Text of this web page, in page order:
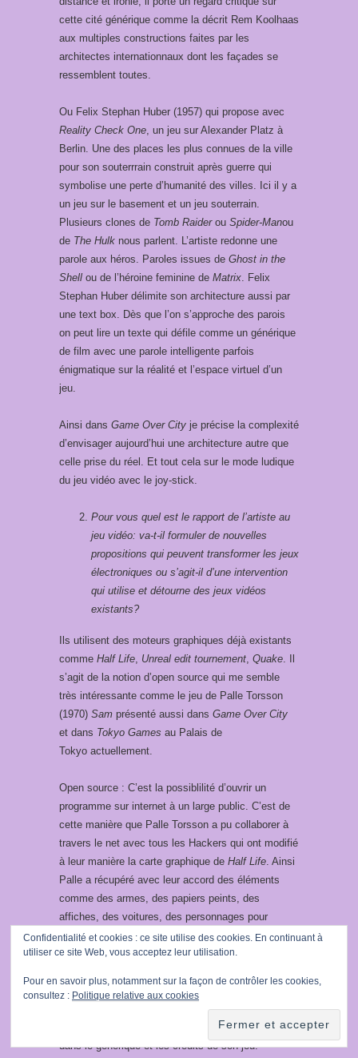
cette cité générique comme la décrit Rem Koolhaas
aux multiples constructions faites par les
architectes internationnaux dont les façades se
ressemblent toutes.
Ou Felix Stephan Huber (1957) qui propose avec
Reality Check One, un jeu sur Alexander Platz à
Berlin. Une des places les plus connues de la ville
pour son souterrrain construit après guerre qui
symbolise une perte d’humanité des villes. Ici il y a
un jeu sur le basement et un jeu souterrain.
Plusieurs clones de Tomb Raiderou Spider-Manou
de The Hulk nous parlent. L’artiste redonne une
parole aux héros. Paroles issues de Ghost in the
Shell ou de l’héroine feminine de Matrix. Felix
Stephan Huber délimite son architecture aussi par
une text box. Dès que l’on s’approche des parois
on peut lire un texte qui défile comme un générique
de film avec une parole intelligente parfois
énigmatique sur la réalité et l’espace virtuel d’un
jeu.
Ainsi dans Game Over City je précise la complexité
d’envisager aujourd’hui une architecture autre que
celle prise du réel. Et tout cela sur le mode ludique
du jeu vidéo avec le joy-stick.
Pour vous quel est le rapport de l’artiste au
jeu vidéo: va-t-il formuler de nouvelles
propositions qui peuvent transformer les jeux
électroniques ou s’agit-il d’une intervention
qui utilise et détourne des jeux vidéos
existants?
Ils utilisent des moteurs graphiques déjà existants
comme Half Life, Unreal edit tournement, Quake. Il
s’agit de la notion d’open source qui me semble
très intéressante comme le jeu de Palle Torsson
(1970) Sam présenté aussi dans Game Over City
et dans Tokyo Games au Palais de
Tokyo actuellement.
Open source : C’est la possiblilité d’ouvrir un
programme sur internet à un large public. C’est de
cette manière que Palle Torsson a pu collaborer à
travers le net avec tous les Hackers qui ont modifié
à leur manière la carte graphique de Half Life. Ainsi
Palle a récupéré avec leur accord des éléments
comme des armes, des papiers peints, des
affiches, des voitures, des personnages pour
construire le jeu SAM. Cette notion est primordiale
pour toute une génération d’artistes qui travaillent
construisent comme au temps des cathédrales à
plusieurs, sur plusieurs années des édifices de jeu.
D’ailleurs Palle Torsson les remercie longuement
dans le générique et les crédits de son jeu.
Confidentialité et cookies : ce site utilise des cookies. En continuant à
utiliser ce site Web, vous acceptez leur utilisation.
Pour en savoir plus, notamment sur la façon de contrôler les cookies,
consultez : Politique relative aux cookies